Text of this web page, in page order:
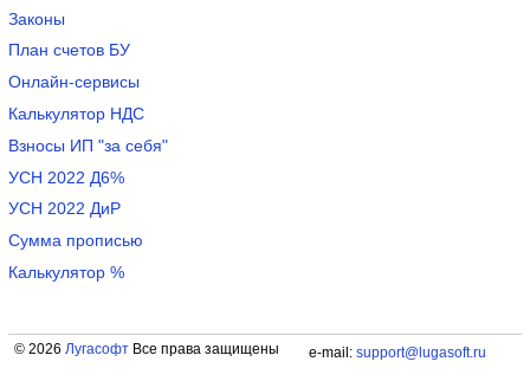
Законы
План счетов БУ
Онлайн-сервисы
Калькулятор НДС
Взносы ИП "за себя"
УСН 2022 Д6%
УСН 2022 ДиР
Сумма прописью
Калькулятор %
© 2026 ЛугасофтВсе права защищены e-mail: support@lugasoft.ru